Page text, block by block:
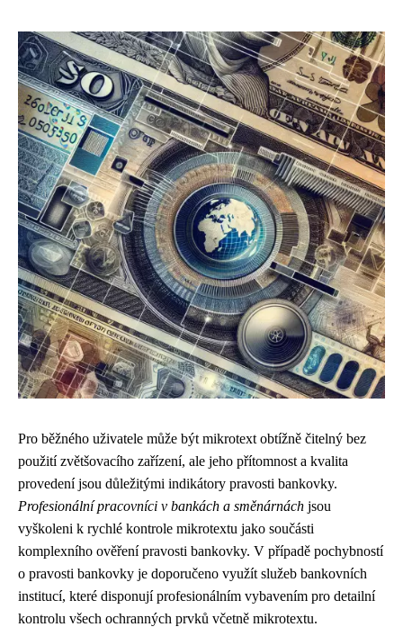
Pro běžného uživatele může být mikrotext obtížně čitelný bez
použití zvětšovacího zařízení, ale jeho přítomnost a kvalita
provedení jsou důležitými indikátory pravosti bankovky.
Profesionální pracovníci v bankách a směnárnách jsou
vyškoleni k rychlé kontrole mikrotextu jako součásti
komplexního ověření pravosti bankovky. V případě pochybností
o pravosti bankovky je doporučeno využít služeb bankovních
institucí, které disponují profesionálním vybavením pro detailní
kontrolu všech ochranných prvků včetně mikrotextu.